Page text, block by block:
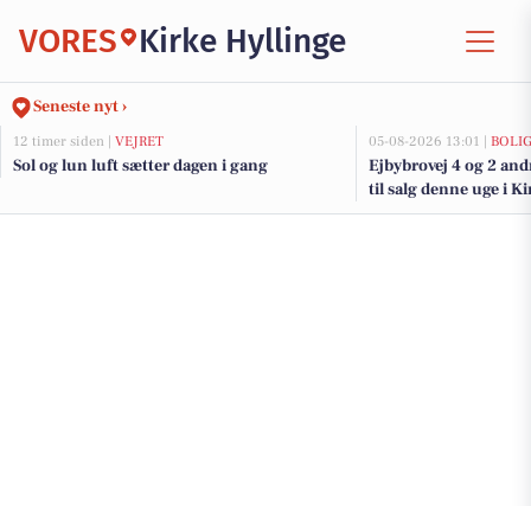
VORES Kirke Hyllinge
Seneste nyt ›
12 timer siden | VEJRET
Sol og lun luft sætter dagen i gang
05-08-2026 13:01 |
Ejbybrovej 4 og 2
til salg denne uge i
boligerne her.